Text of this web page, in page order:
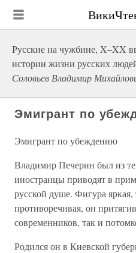
Русские на чужбине, X–XX
истории жизни русских
Соловьев Владимир
Эмигрант по
Эмигрант по убеждению
Владимир Печерин был из
иностранцы приводят в
русской душе. Фигура яркая,
противоречивая, он
современников, так и
Родился он в Киевской